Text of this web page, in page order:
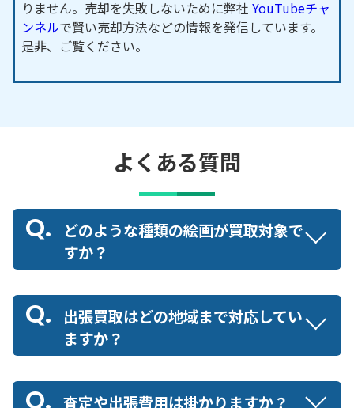
りません。売却を失敗しないために弊社 YouTubeチャ
ンネルで賢い売却方法などの情報を発信しています。
是非、ご覧ください。
よくある質問
どのような種類の絵画が買取対象で
すか？
出張買取はどの地域まで対応してい
ますか？
査定や出張費用は掛かりますか？